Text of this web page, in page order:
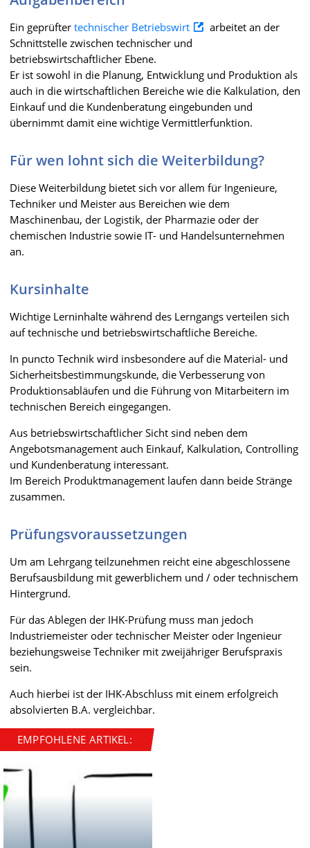
Ein geprüfter technischer Betriebswirt
arbeitet an der
Schnittstelle zwischen technischer und
betriebswirtschaftlicher Ebene.
Er ist sowohl in die Planung, Entwicklung und Produktion als
auch in die wirtschaftlichen Bereiche wie die Kalkulation, den
Einkauf und die Kundenberatung eingebunden und
übernimmt damit eine wichtige Vermittlerfunktion.
Für wen lohnt sich die Weiterbildung?
Diese Weiterbildung bietet sich vor allem für Ingenieure,
Techniker und Meister aus Bereichen wie dem
Maschinenbau, der Logistik, der Pharmazie oder der
chemischen Industrie sowie IT- und Handelsunternehmen
an.
Kursinhalte
Wichtige Lerninhalte während des Lerngangs verteilen sich
auf technische und betriebswirtschaftliche Bereiche.
In puncto Technik wird insbesondere auf die Material- und
Sicherheitsbestimmungskunde, die Verbesserung von
Produktionsabläufen und die Führung von Mitarbeitern im
technischen Bereich eingegangen.
Aus betriebswirtschaftlicher Sicht sind neben dem
Angebotsmanagement auch Einkauf, Kalkulation, Controlling
und Kundenberatung interessant.
Im Bereich Produktmanagement laufen dann beide Stränge
zusammen.
Prüfungsvoraussetzungen
Um am Lehrgang teilzunehmen reicht eine abgeschlossene
Berufsausbildung mit gewerblichem und / oder technischem
Hintergrund.
Für das Ablegen der IHK-Prüfung muss man jedoch
Industriemeister oder technischer Meister oder Ingenieur
beziehungsweise Techniker mit zweijähriger Berufspraxis
sein.
Auch hierbei ist der IHK-Abschluss mit einem erfolgreich
absolvierten B.A. vergleichbar.
EMPFOHLENE ARTIKEL: